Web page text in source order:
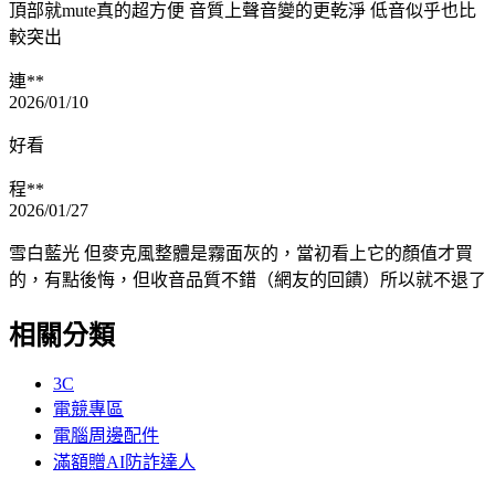
頂部就mute真的超方便 音質上聲音變的更乾淨 低音似乎也比
較突出
連**
2026/01/10
好看
程**
2026/01/27
雪白藍光 但麥克風整體是霧面灰的，當初看上它的顏值才買
的，有點後悔，但收音品質不錯（網友的回饋）所以就不退了
相關分類
3C
電競專區
電腦周邊配件
滿額贈AI防詐達人